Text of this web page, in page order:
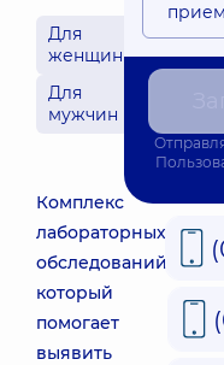
Для
женщин
Для
мужчин
Комплекс
лабораторных
обследований,
который
помогает
выявить